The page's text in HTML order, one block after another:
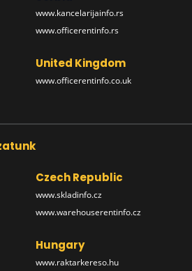
www.kancelarijainfo.rs
www.officerentinfo.rs
United Kingdom
www.officerentinfo.co.uk
Czech Republic
www.skladinfo.cz
www.warehouserentinfo.cz
Hungary
www.raktarkereso.hu